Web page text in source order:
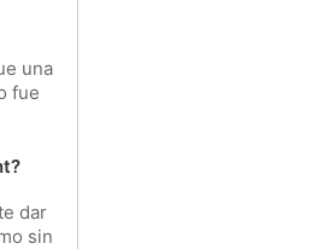
una
fue
dar
sin